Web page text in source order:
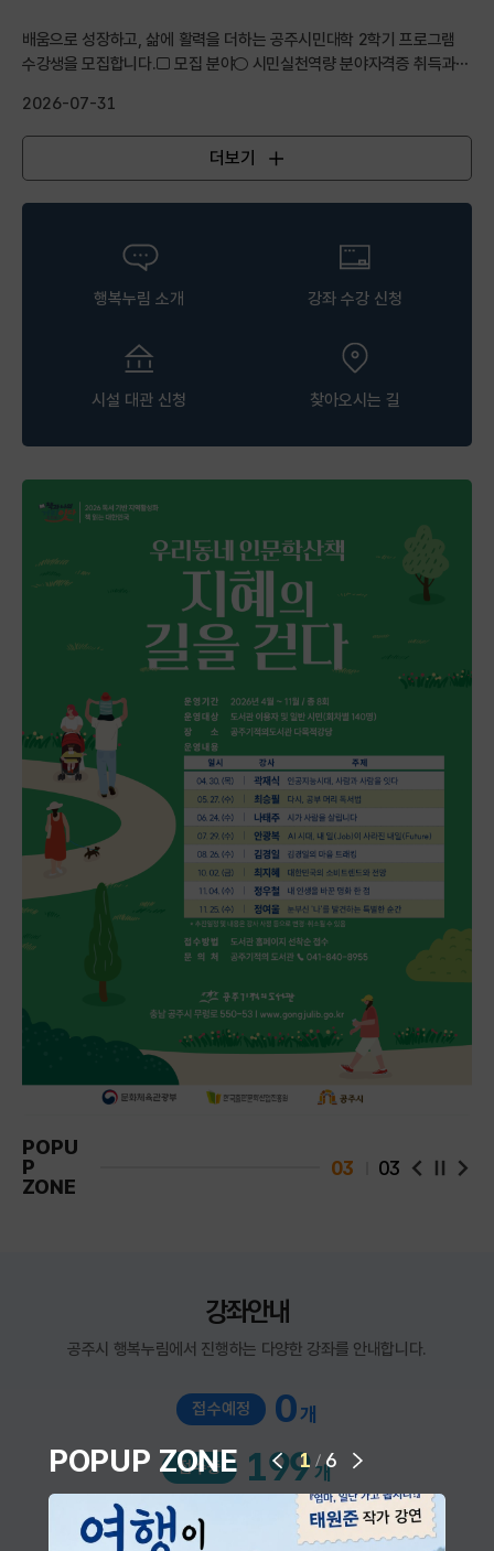
POPUP ZONE 이전 슬라이드
1/6
다음 슬라이드
배움으로 성장하고, 삶에 활력을 더하는 공주시민대학 2학기 프로그램
수강생을 모집합니다.□ 모집 분야○ 시민실천역량 분야자격증 취득과
2026-07-31
공지사항
더보기
행복누림 소개 강좌 수강 신청
시설 대관 신청 찾아오시는 길
POPU
P
ZONE
03 03 팝업 슬라
팝
강좌안내
공주시 행복누림에서 진행하는 다양한 강좌를 안내합니다.
접수예정 0개
접수중 199개
접수마감 960개